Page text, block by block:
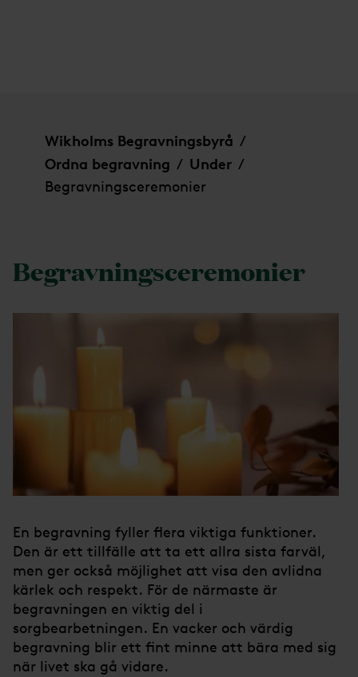
Wikholms Begravningsbyrå /
Ordna begravning / Under /
Begravningsceremonier
Begravningsceremonier
En begravning fyller flera viktiga funktioner.
Den är ett tillfälle att ta ett allra sista farväl,
men ger också möjlighet att visa den avlidna
kärlek och respekt. För de närmaste är
begravningen en viktig del i
sorgbearbetningen. En vacker och värdig
begravning blir ett fint minne att bära med sig
när livet ska gå vidare.